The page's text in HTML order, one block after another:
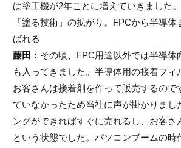
は塗工機が2年ごとに増えていきました。
「塗る技術」の拡がり。FPCから半導
ばれる
藤田： その頃、FPC用途以外では半導体
も入ってきました。半導体用の接着フィ
お客さんは接着剤を作って販売するので
ていなかったため当社に声が掛かりまし
ングができればすぐに売れるし、お客さ
という状態でした。パソコンブームの時